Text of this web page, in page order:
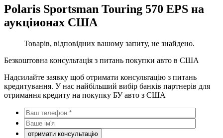
Polaris Sportsman Touring 570 EPS на
аукціионах США
Товарів, відповідних вашому запиту, не знайдено.
Безкоштовна консультація з питань покупки авто в США
Надсилайте заявку щоб отримати консультацію з питань
кредитування. У нас найбільший вибір банків партнерів для
отримання кредиту на покупку БУ авто з США